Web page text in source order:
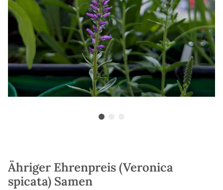
Ähriger Ehrenpreis (Veronica
spicata) Samen